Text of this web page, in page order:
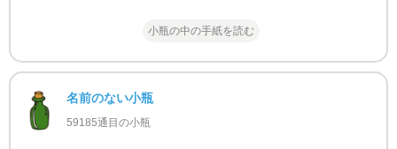
小瓶の中の手紙を読む
名前のない小瓶
59185通目の小瓶